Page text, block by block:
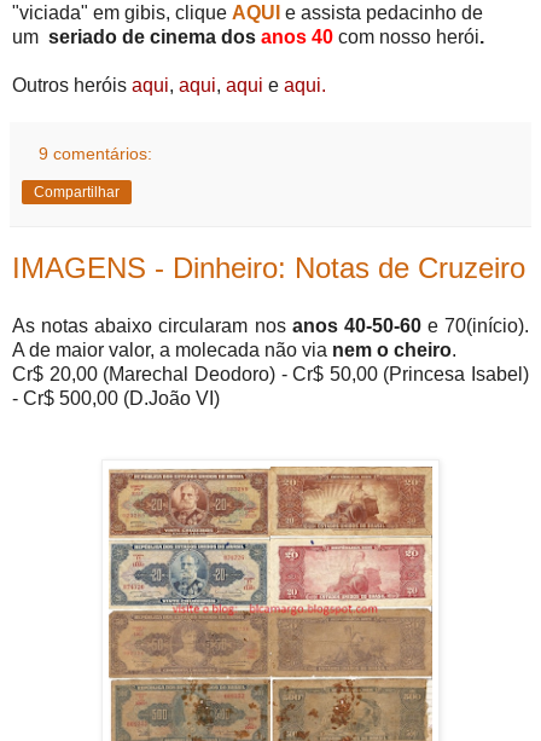
"viciada" em gibis, clique AQUI e assista pedacinho de
um seriado de cinema dos anos 40 com nosso herói.
Outros heróis aqui, aqui, aqui e aqui.
9 comentários:
Compartilhar
IMAGENS - Dinheiro: Notas de Cruzeiro
As notas abaixo circularam nosanos 40-50-60e 70(início).
A de maior valor, a molecada não via nem o cheiro.
Cr$ 20,00 (Marechal Deodoro) - Cr$ 50,00 (Princesa Isabel)
- Cr$ 500,00 (D.João VI)